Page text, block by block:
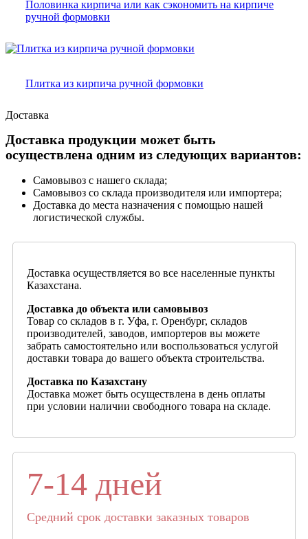
Половинка кирпича или как сэкономить на кирпиче
ручной формовки
Плитка из кирпича ручной формовки
Доставка
Доставка продукции может быть
осуществлена одним из следующих вариантов:
Самовывоз с нашего склада;
Самовывоз со склада производителя или импортера;
Доставка до места назначения с помощью нашей
логистической службы.
Доставка осуществляется во все населенные пункты
Казахстана.
Доставка до объекта или самовывоз
Товар со складов в г. Уфа, г. Оренбург, складов
производителей, заводов, импортеров вы можете
забрать самостоятельно или воспользоваться услугой
доставки товара до вашего объекта строительства.
Доставка по Казахстану
Доставка может быть осуществлена в день оплаты
при условии наличии свободного товара на складе.
7-14 дней
Средний срок доставки заказных товаров